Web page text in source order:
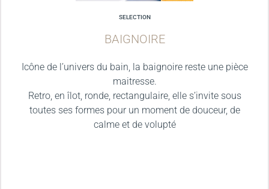
SELECTION
BAIGNOIRE
Icône de l’univers du bain, la baignoire reste une pièce
maitresse.
Retro, en îlot, ronde, rectangulaire, elle s’invite sous
toutes ses formes pour un moment de douceur, de
calme et de volupté